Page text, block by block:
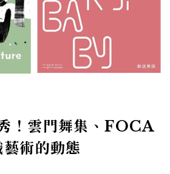
！雲門舞集、FOCA
術的動態